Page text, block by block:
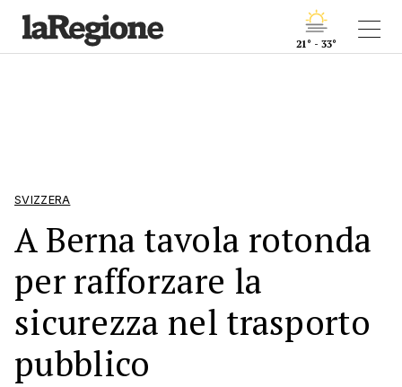
21° - 33°
SVIZZERA
A Berna tavola rotonda
per rafforzare la
sicurezza nel trasporto
pubblico